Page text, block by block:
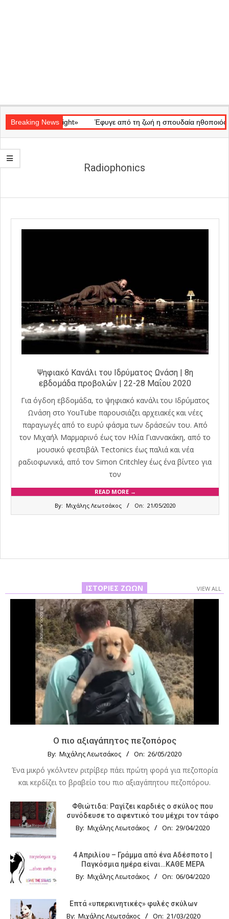
Navigation
Menu
Breaking News
«Ray of Light» Έφυγε από τη ζωή η σπουδαία ηθοποιός Μάρω
Radiophonics
Ψηφιακό Κανάλι του Ιδρύματος Ωνάση | 8η
εβδομάδα προβολών | 22-28 Μαΐου 2020
Για όγδοη εβδομάδα, το ψηφιακό κανάλι του Ιδρύματος
Ωνάση στο YouTube παρουσιάζει αρχειακές και νέες
παραγωγές από το ευρύ φάσμα των δράσεών του. Από
τον Μιχαήλ Μαρμαρινό έως τον Ηλία Γιαννακάκη, από το
μουσικό φεστιβάλ Tectonics έως παλιά και νέα
ραδιοφωνικά, από τον Simon Critchley έως ένα βίντεο για
τον
READ MORE →
By: Μιχάλης Λεωτσάκος On: 21/05/2020
ΙΣΤΟΡΊΕΣ ΖΏΩΝ VIEW ALL
Ο πιο αξιαγάπητος πεζοπόρος
By: Μιχάλης Λεωτσάκος On: 26/05/2020
Ένα μικρό γκόλντεν ριτρίβερ πάει πρώτη φορά για πεζοπορία
και κερδίζει το βραβείο του πιο αξιαγάπητου πεζοπόρου.
Φθιώτιδα: Ραγίζει καρδιές ο σκύλος που
συνόδευσε το αφεντικό του μέχρι τον τάφο
By: Μιχάλης Λεωτσάκος On: 29/04/2020
4 Απριλίου – Γράμμα από ένα Αδέσποτο |
Παγκόσμια ημέρα είναι…ΚΑΘΕ ΜΕΡΑ
By: Μιχάλης Λεωτσάκος On: 06/04/2020
Επτά «υπερκινητικές» φυλές σκύλων
By: Μιχάλης Λεωτσάκος On: 21/03/2020